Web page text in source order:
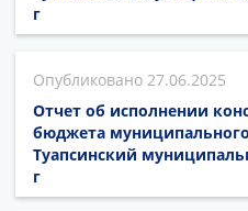
г
27.06.2025
Отчет об исполнении
бюджета
Туапсинский
г